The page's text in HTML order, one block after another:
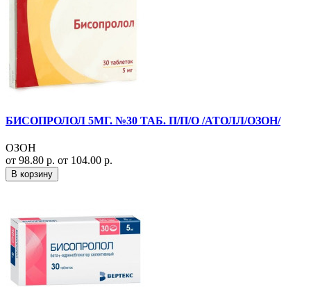
БИСОПРОЛОЛ 5МГ. №30 ТАБ. П/П/О /АТОЛЛ/ОЗОН/
ОЗОН
от 98.80 р. от 104.00 р.
В корзину